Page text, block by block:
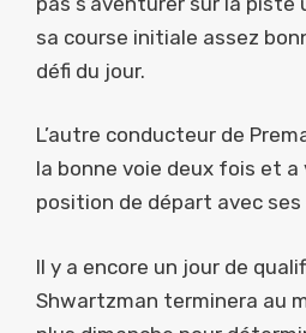
sa course initiale assez
défi du jour.
L’autre conducteur de
la bonne voie deux fois et a
position de départ avec
Il y a encore un jour de
Shwartzman terminera au